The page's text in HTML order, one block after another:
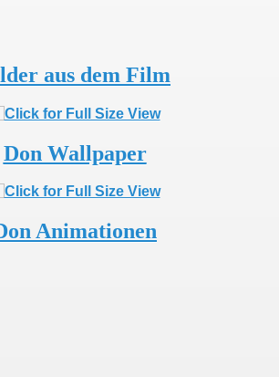
aus dem Film
Don Wallpaper
Animationen